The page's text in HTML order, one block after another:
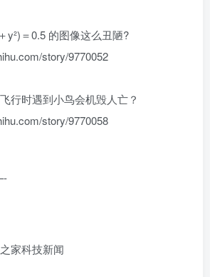
y²)＝0.5 的图像这么丑陋?
story/9770052
行时遇到小鸟会机毁人亡？
story/9770058
家科技新闻